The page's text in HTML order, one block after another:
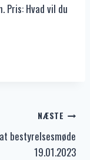
Pris: Hvad vil du
NÆSTE
bestyrelsesmøde
19.01.2023